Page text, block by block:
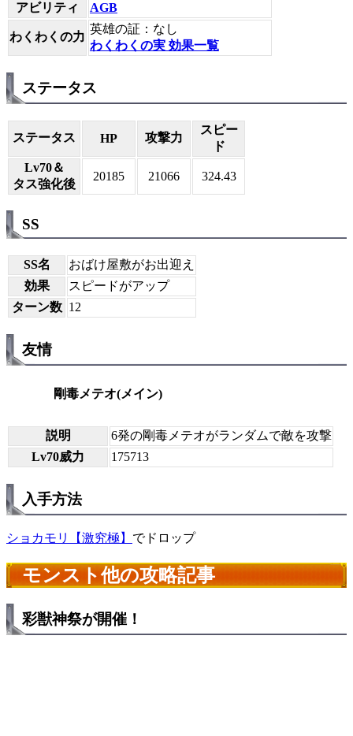
アビリティ
AGB
わくわくの力
英雄の証：なし
わくわくの実 効果一覧
ステータス
ステータス HP 攻撃力
スピー
ド
Lv70＆
タス強化後
20185 21066 324.43
SS
SS名
おばけ屋敷がお出迎え
効果
スピードがアップ
ターン数 12
友情
剛毒メテオ(メイン)
説明
6発の剛毒メテオがランダムで敵を攻撃
Lv70威力
175713
入手方法
ショカモリ【激究極】 でドロップ
モンスト他の攻略記事
彩獣神祭が開催！